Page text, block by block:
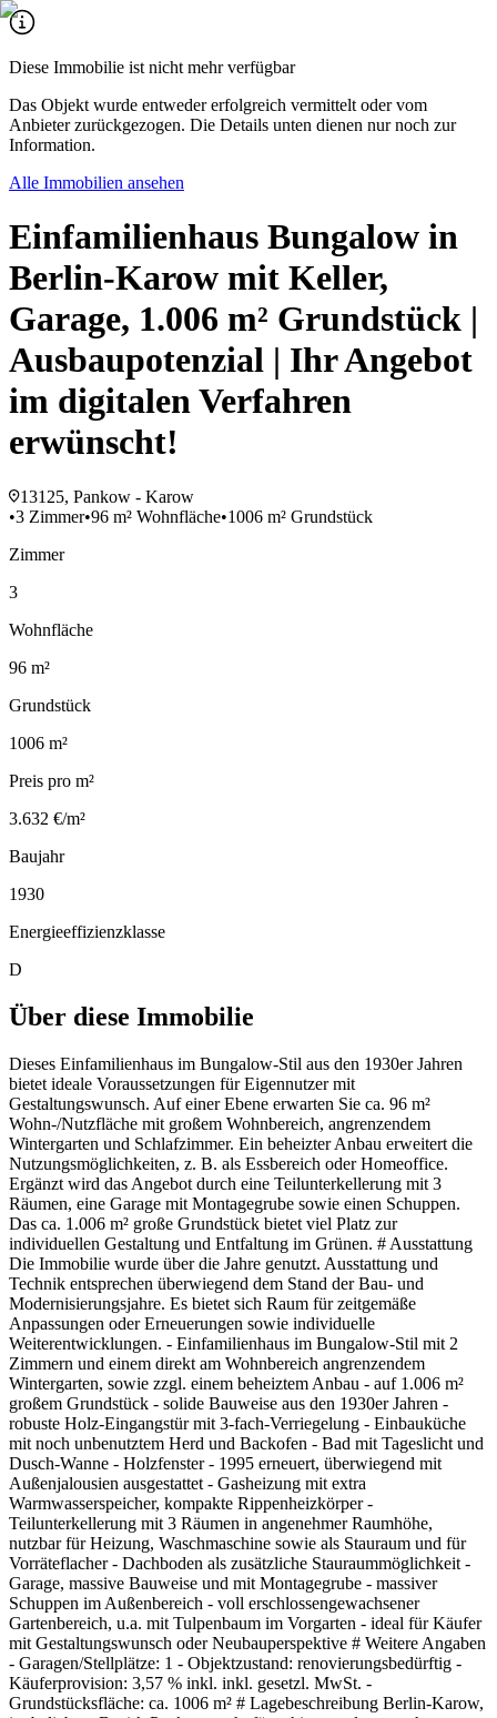
Diese Immobilie ist nicht mehr verfügbar
Das Objekt wurde entweder erfolgreich vermittelt oder vom
Anbieter zurückgezogen. Die Details unten dienen nur noch zur
Information.
Alle Immobilien ansehen
Einfamilienhaus Bungalow in
Berlin-Karow mit Keller,
Garage, 1.006 m² Grundstück |
Ausbaupotenzial | Ihr Angebot
im digitalen Verfahren
erwünscht!
13125, Pankow - Karow
•3 Zimmer•96 m² Wohnfläche•1006 m² Grundstück
Zimmer
3
Wohnfläche
96 m²
Grundstück
1006 m²
Preis pro m²
3.632 €/m²
Baujahr
1930
Energieeffizienzklasse
D
Über diese Immobilie
Dieses Einfamilienhaus im Bungalow-Stil aus den 1930er Jahren
bietet ideale Voraussetzungen für Eigennutzer mit
Gestaltungswunsch. Auf einer Ebene erwarten Sie ca. 96 m²
Wohn-/Nutzfläche mit großem Wohnbereich, angrenzendem
Wintergarten und Schlafzimmer. Ein beheizter Anbau erweitert die
Nutzungsmöglichkeiten, z. B. als Essbereich oder Homeoffice.
Ergänzt wird das Angebot durch eine Teilunterkellerung mit 3
Räumen, eine Garage mit Montagegrube sowie einen Schuppen.
Das ca. 1.006 m² große Grundstück bietet viel Platz zur
individuellen Gestaltung und Entfaltung im Grünen. # Ausstattung
Die Immobilie wurde über die Jahre genutzt. Ausstattung und
Technik entsprechen überwiegend dem Stand der Bau- und
Modernisierungsjahre. Es bietet sich Raum für zeitgemäße
Anpassungen oder Erneuerungen sowie individuelle
Weiterentwicklungen. - Einfamilienhaus im Bungalow-Stil mit 2
Zimmern und einem direkt am Wohnbereich angrenzendem
Wintergarten, sowie zzgl. einem beheiztem Anbau - auf 1.006 m²
großem Grundstück - solide Bauweise aus den 1930er Jahren -
robuste Holz-Eingangstür mit 3-fach-Verriegelung - Einbauküche
mit noch unbenutztem Herd und Backofen - Bad mit Tageslicht und
Dusch-Wanne - Holzfenster - 1995 erneuert, überwiegend mit
Außenjalousien ausgestattet - Gasheizung mit extra
Warmwasserspeicher, kompakte Rippenheizkörper -
Teilunterkellerung mit 3 Räumen in angenehmer Raumhöhe,
nutzbar für Heizung, Waschmaschine sowie als Stauraum und für
Vorräteflacher - Dachboden als zusätzliche Stauraummöglichkeit -
Garage, massive Bauweise und mit Montagegrube - massiver
Schuppen im Außenbereich - voll erschlossengewachsener
Gartenbereich, u.a. mit Tulpenbaum im Vorgarten - ideal für Käufer
mit Gestaltungswunsch oder Neubauperspektive # Weitere Angaben
- Garagen/Stellplätze: 1 - Objektzustand: renovierungsbedürftig -
Käuferprovision: 3,57 % inkl. inkl. gesetzl. MwSt. -
Grundstücksfläche: ca. 1006 m² # Lagebeschreibung Berlin-Karow,